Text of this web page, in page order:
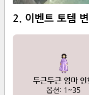
2. 이벤트 토템
두근두근 엄마 인
옵션: 1~35